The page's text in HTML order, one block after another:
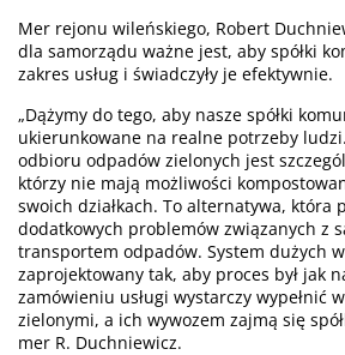
Mer rejonu wileńskiego, Robert
dla samorządu ważne jest, aby spółki
zakres usług i świadczyły je efektywnie.
„Dążymy do tego, aby nasze spółki
ukierunkowane na realne potrzeby
odbioru odpadów zielonych jest
którzy nie mają możliwości
swoich działkach. To alternatywa, która
dodatkowych problemów związanych z
transportem odpadów. System dużych
zaprojektowany tak, aby proces był jak
zamówieniu usługi wystarczy wypełnić
zielonymi, a ich wywozem zajmą się
mer R. Duchniewicz.